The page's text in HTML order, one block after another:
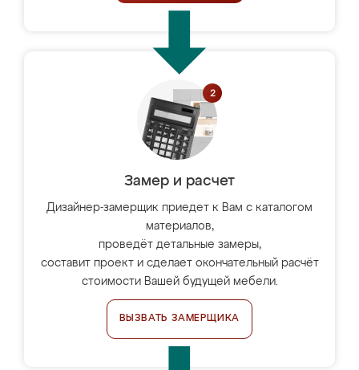
Замер и расчет
Дизайнер-замерщик приедет к Вам с каталогом
материалов,
проведёт детальные замеры,
составит проект и сделает окончательный расчёт
стоимости Вашей будущей мебели.
ВЫЗВАТЬ ЗАМЕРЩИКА